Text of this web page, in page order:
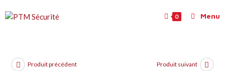
0 Menu
Produit précédent Produit suivant